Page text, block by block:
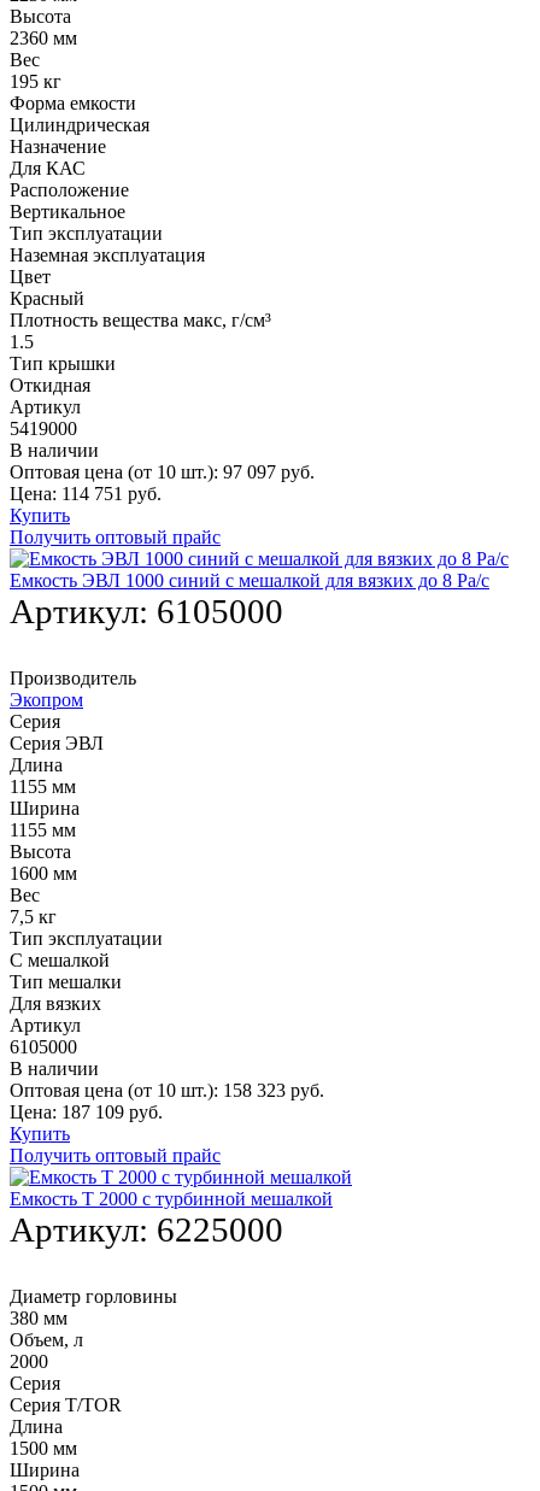
Высота
2360 мм
Вес
195 кг
Форма емкости
Цилиндрическая
Назначение
Для КАС
Расположение
Вертикальное
Тип эксплуатации
Наземная эксплуатация
Цвет
Красный
Плотность вещества макс, г/см³
1.5
Тип крышки
Откидная
Артикул
5419000
В наличии
Оптовая цена (от 10 шт.): 97 097 руб.
Цена: 114 751 руб.
Купить
Получить оптовый прайс
Емкость ЭВЛ 1000 синий с мешалкой для вязких до 8 Pa/с
Артикул: 6105000
Производитель
Экопром
Серия
Серия ЭВЛ
Длина
1155 мм
Ширина
1155 мм
Высота
1600 мм
Вес
7,5 кг
Тип эксплуатации
С мешалкой
Тип мешалки
Для вязких
Артикул
6105000
В наличии
Оптовая цена (от 10 шт.): 158 323 руб.
Цена: 187 109 руб.
Купить
Получить оптовый прайс
Емкость T 2000 с турбинной мешалкой
Артикул: 6225000
Диаметр горловины
380 мм
Объем, л
2000
Серия
Серия T/TOR
Длина
1500 мм
Ширина